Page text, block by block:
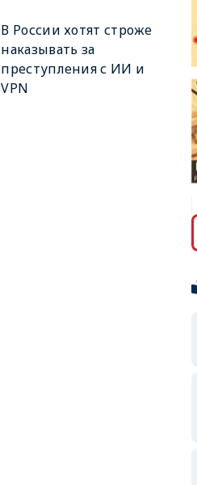
В России хотят строже
наказывать за
преступления с ИИ и
VPN